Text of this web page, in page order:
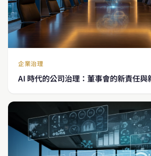
企業治理
AI 時代的公司治理：董事會的新責任與